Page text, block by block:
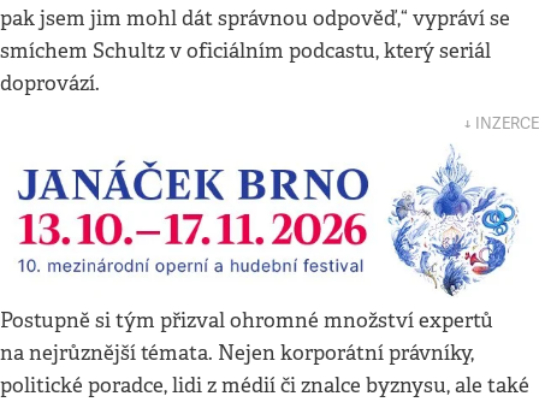
pak jsem jim mohl dát správnou odpověď,“ vypráví se
smíchem Schultz v oficiálním podcastu, který seriál
doprovází.
↓ INZERCE
Postupně si tým přizval ohromné množství expertů
na nejrůznější témata. Nejen korporátní právníky,
politické poradce, lidi z médií či znalce byznysu, ale také